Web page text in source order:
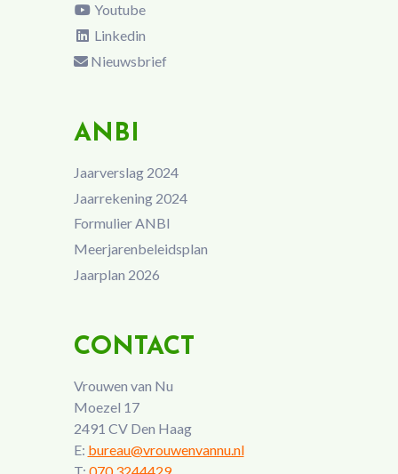
Youtube
Linkedin
Nieuwsbrief
ANBI
Jaarverslag 2024
Jaarrekening 2024
Formulier ANBI
Meerjarenbeleidsplan
Jaarplan 2026
CONTACT
Vrouwen van Nu
Moezel 17
2491 CV Den Haag
E: bureau@vrouwenvannu.nl